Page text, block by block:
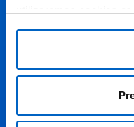
del sitio web y no para
cualquier momento,
Cookies" en el pie de
POLÍTICA DE